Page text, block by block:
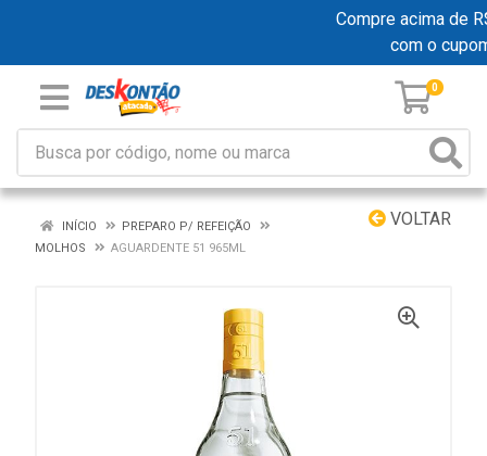
Compre acima de
com o
0
VOLTAR
INÍCIO
PREPARO P/ REFEIÇÃO
MOLHOS
AGUARDENTE 51 965ML